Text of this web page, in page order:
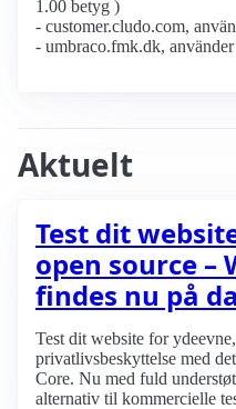
1.00 betyg )
- customer.cludo.com,
- umbraco.fmk.dk,
Aktuelt
Test dit
open source –
findes nu på
Test dit website for
privatlivsbeskyttelse med
Core. Nu med fuld
alternativ til kommercielle